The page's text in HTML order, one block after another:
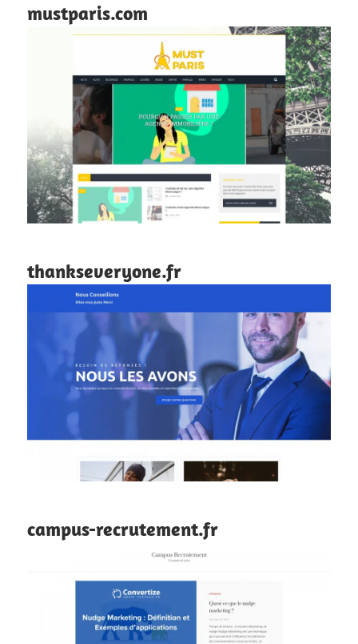
mustparis.com
thankseveryone.fr
campus-recrutement.fr